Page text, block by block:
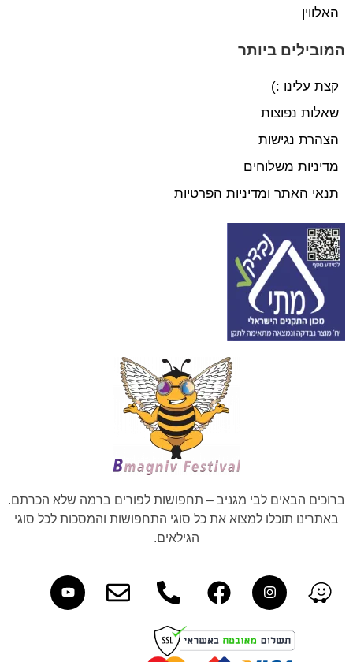
האלווין
המובילים ביותר
קצת עלינו :)
שאלות נפוצות
הצהרת נגישות
מדיניות משלוחים
תנאי האתר ומדיניות הפרטיות
ברוכים הבאים לבי מגניב – תחפושות לפורים ברמה שלא הכרתם.
באתרינו תוכלו למצוא את כל סוגי התחפושות והמסכות לכל סוגי
הגילאים.